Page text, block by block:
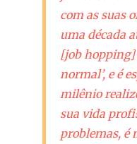
com as suas
uma década
[job hopping]
normal’, e é
milênio
sua vida
problemas, é